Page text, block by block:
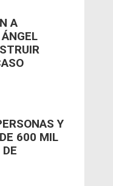
A
Y
600 MIL